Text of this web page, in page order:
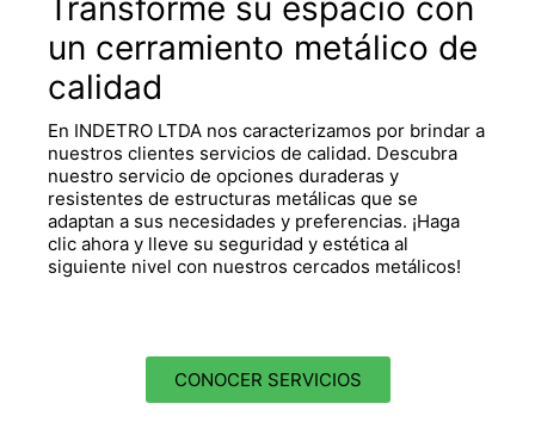
un cerramiento metálico de
calidad
En INDETRO LTDA nos caracterizamos por brindar a
nuestros clientes servicios de calidad. Descubra
nuestro servicio de opciones duraderas y
resistentes de estructuras metálicas que se
adaptan a sus necesidades y preferencias. ¡Haga
clic ahora y lleve su seguridad y estética al
siguiente nivel con nuestros cercados metálicos!
CONOCER SERVICIOS